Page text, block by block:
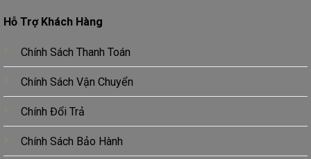
Hỗ Trợ Khách Hàng
Chính Sách Thanh Toán
Chính Sách Vận Chuyển
Chính Đổi Trả
Chính Sách Bảo Hành